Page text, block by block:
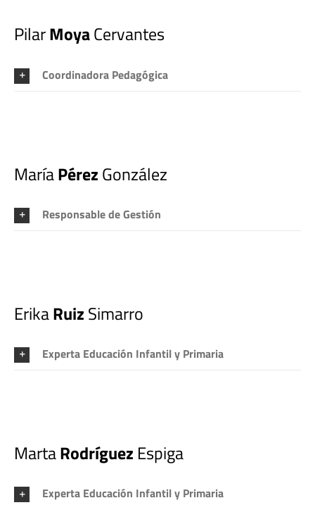
PilarMoyaCervantes
Coordinadora Pedagógica
MaríaPérezGonzález
Responsable de Gestión
ErikaRuizSimarro
Experta Educación Infantil y Primaria
MartaRodríguez Espiga
Experta Educación Infantil y Primaria